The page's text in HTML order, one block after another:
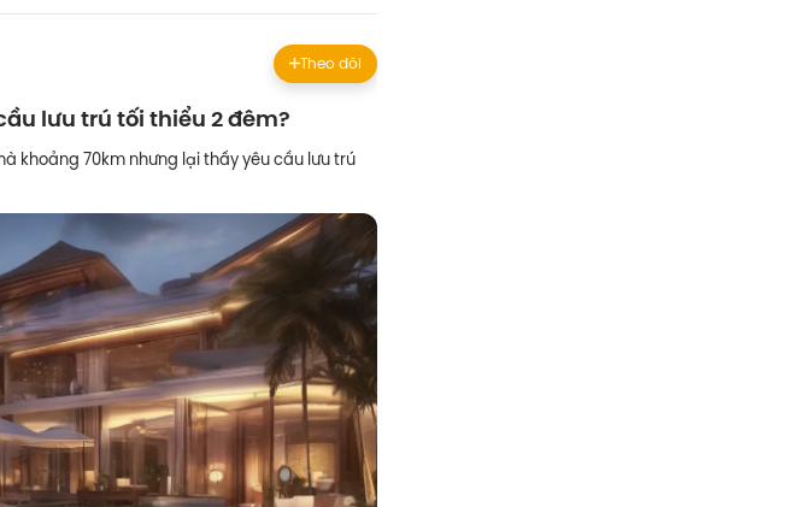
Theo dõi
lưu trú tối thiểu 2 đêm?
khoảng 70km nhưng lại thấy yêu cầu lưu trú